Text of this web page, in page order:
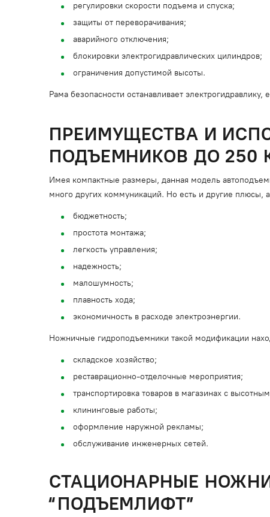
регулировки скорости подъема и спуска;
защиты от переворачивания;
аварийного отключения;
блокировки электрогидравлических цилиндров;
ограничения допустимой высоты.
Рама безопасности останавливает
ПРЕИМУЩЕСТВА И
ПОДЪЕМНИКОВ ДО 250
Имея компактные размеры, данная модель
много других коммуникаций. Но есть и другие плюсы,
бюджетность;
простота монтажа;
легкость управления;
надежность;
малошумность;
плавность хода;
экономичность в расходе электроэнергии.
Ножничные гидроподъемники такой модификации
складское хозяйство;
реставрационно-отделочные мероприятия;
транспортировка товаров в магазинах с
клининговые работы;
оформление наружной рекламы;
обслуживание инженерных сетей.
СТАЦИОНАРНЫЕ
“ПОДЪЕМЛИФТ”